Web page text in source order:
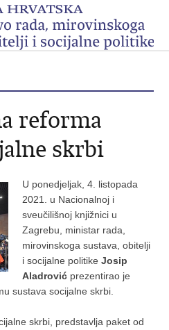
reforma
skrbi
U ponedjeljak, 4. listopada
2021. u Nacionalnoj i
sveučilišnoj knjižnici u
Zagrebu, ministar rada,
mirovinskoga sustava, obitelji
i socijalne politike Josip
Aladrovićprezentirao je
sustava socijalne skrbi.
skrbi, predstavlja paket od